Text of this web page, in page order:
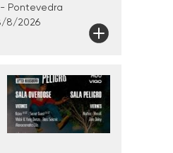
Pontevedra
8/2026